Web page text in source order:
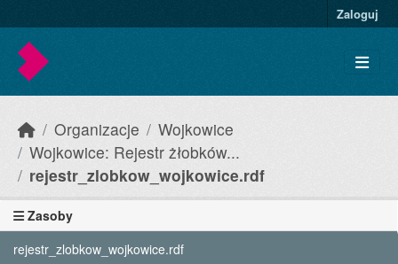
Zaloguj
Organizacje
Wojkowice
Wojkowice: Rejestr żłobków...
rejestr_zlobkow_wojkowice.rdf
Zasoby
rejestr_zlobkow_wojkowice.rdf